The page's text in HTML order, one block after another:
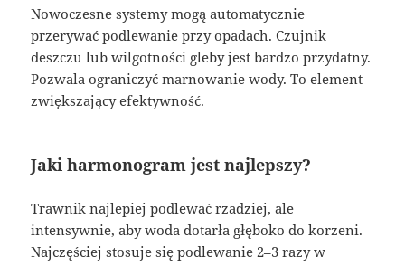
Nowoczesne systemy mogą automatycznie
przerywać podlewanie przy opadach. Czujnik
deszczu lub wilgotności gleby jest bardzo przydatny.
Pozwala ograniczyć marnowanie wody. To element
zwiększający efektywność.
Jaki harmonogram jest najlepszy?
Trawnik najlepiej podlewać rzadziej, ale
intensywnie, aby woda dotarła głęboko do korzeni.
Najczęściej stosuje się podlewanie 2–3 razy w